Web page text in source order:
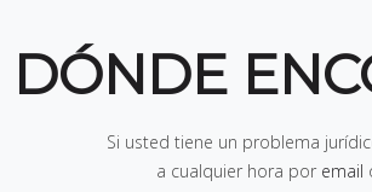
DÓNDE
Si usted tiene un problema
a cualquier hora por email